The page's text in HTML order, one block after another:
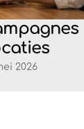
2026